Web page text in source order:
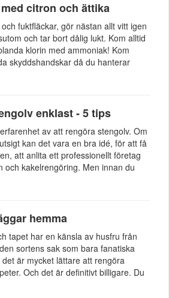
citron och ättika
fuktfläckar, gör nästan allt vitt igen
och tar bort dålig lukt. Kom alltid
klorin med ammoniak! Kom
skyddshandskar då du hanterar
enklast - 5 tips
av att rengöra stengolv. Om
kan det vara en bra idé, för att få
att anlita ett professionellt företag
och kakelrengöring. Men innan du
hemma
tapet har en känsla av husfru från
sortens sak som bara fanatiska
är mycket lättare att rengöra
Och det är definitivt billigare. Du